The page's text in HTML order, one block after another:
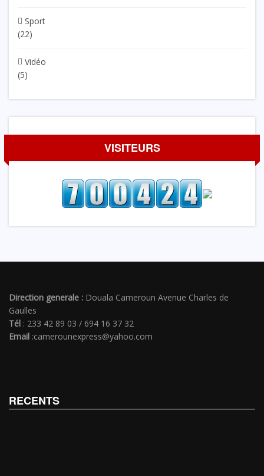
Sport
(22)
Vidéo
(5)
VISITEURS
Direction generale : Douala Cameroun Avenue Charles de
Gaulles
Tél : 233 42 89 03 / 694 16 37 32
Email :camerounexpress@yahoo.com
RECENTS